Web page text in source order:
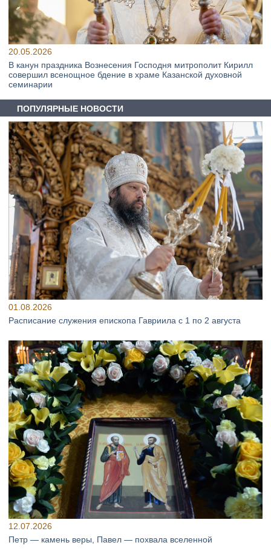
20.05.2026
В канун праздника Вознесения Господня митрополит Кирилл
совершил всенощное бдение в храме Казанской духовной
семинарии
ПОПУЛЯРНЫЕ НОВОСТИ
01.08.2026
Расписание служения епископа Гавриила с 1 по 2 августа
12.07.2026
Петр — камень веры, Павел — похвала вселенной